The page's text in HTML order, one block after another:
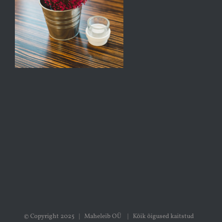
© Copyright 2025 | Maheleib OÜ | Kõik õigused kaitstud